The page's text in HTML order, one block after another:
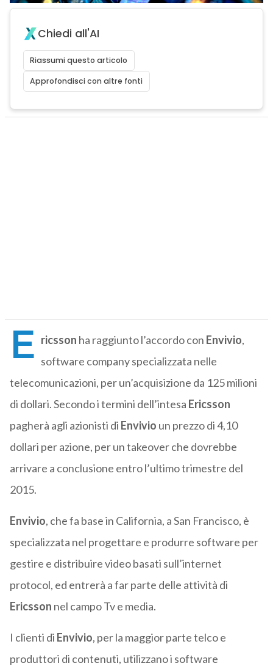
Chiedi all'AI
Riassumi questo articolo
Approfondisci con altre fonti
E ricsson ha raggiunto l’accordo con Envivio,
software company specializzata nelle
telecomunicazioni, per un’acquisizione da 125 milioni
di dollari. Secondo i termini dell’intesa Ericsson
pagherà agli azionisti di Envivio un prezzo di 4,10
dollari per azione, per un takeover che dovrebbe
arrivare a conclusione entro l’ultimo trimestre del
2015.
Envivio, che fa base in California, a San Francisco, è
specializzata nel progettare e produrre software per
gestire e distribuire video basati sull’internet
protocol, ed entrerà a far parte delle attività di
Ericsson nel campo Tv e media.
I clienti di Envivio, per la maggior parte telco e
produttori di contenuti, utilizzano i software